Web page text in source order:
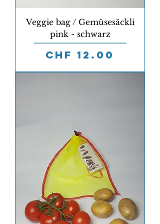
Veggie bag / Gemüsesäckli
pink - schwarz
Preis
CHF 12.00